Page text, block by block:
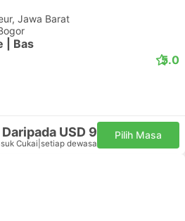
Jawa Barat
| Bas
5.0
Daripada USD 9
Cukai setiap dewasa
Pilih Masa